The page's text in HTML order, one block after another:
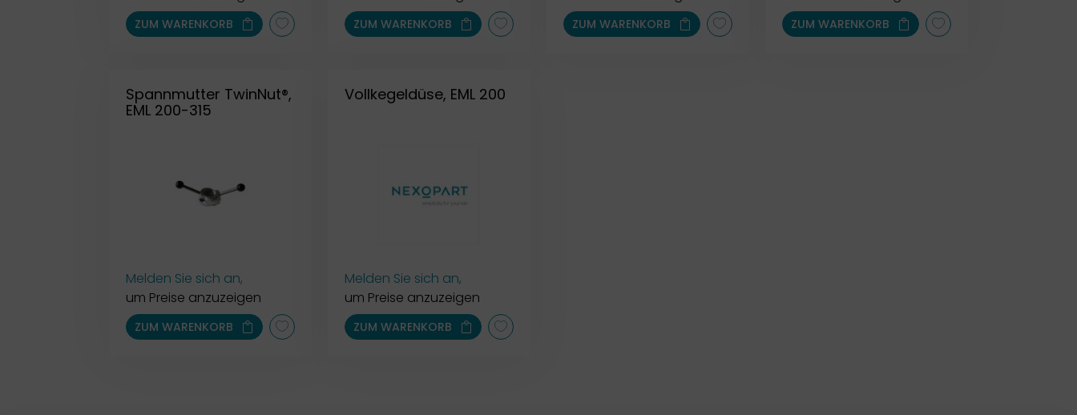
ZUM WARENKORB ZUM WARENKORB ZUM WARENKORB ZUM WARENKORB
Spannmutter TwinNut®,
EML 200-315
Melden Sie sich an,
um Preise anzuzeigen
ZUM WARENKORB
Vollkegeldüse, EML 200
Melden Sie sich an,
um Preise anzuzeigen
ZUM WARENKORB